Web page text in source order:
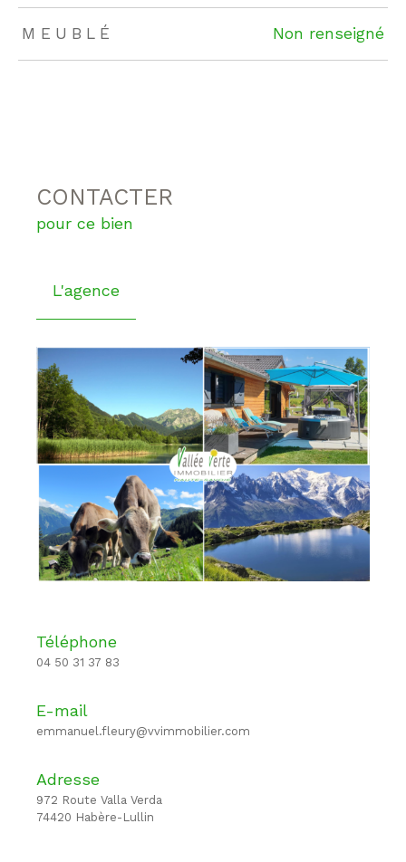
MEUBLÉ Non renseigné
CONTACTER
pour ce bien
L'agence
Téléphone
04 50 31 37 83
E-mail
emmanuel.fleury@vvimmobilier.com
Adresse
972 Route Valla Verda
74420 Habère-Lullin